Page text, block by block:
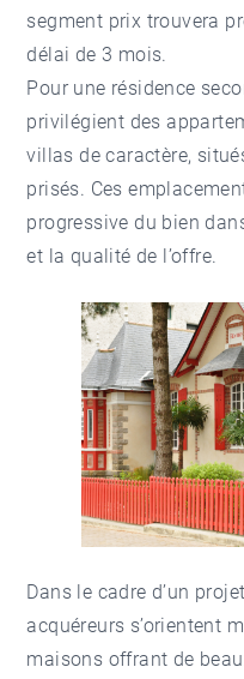
segment prix trouvera
délai de 3 mois.
Pour une résidence
privilégient des
villas de caractère,
prisés. Ces
progressive du bien
et la qualité de l’offre.
Dans le cadre d’un
acquéreurs s’orientent
maisons offrant de